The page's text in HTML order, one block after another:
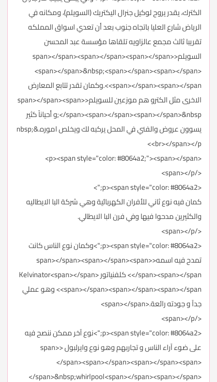
الكترك، يقدر يروح لوكيل جنرال اليكتريك (السويلم)، ومكانه في
الرياض شارع العليا باتجاه جنوب بعد أن تعدي اسواق المملكه
تقريبا ثالث مجمع عالزاويه تلقاها مؤسسة عبد المحسن
السويلم<span></span><span></span><span></span>
<span></span>&nbsp;<span></span><span></span>
<span></span><span></span>.وكمان تقدر تتابع المعارض
الاخرى مثل الكترو هم موزعين للسويلم<span></span><span>
</span><span></span><span></span>&nbsp;و أحياناً كثير
يسوون عروض والفني في المحل يركبه لك ويخلص اموره.&nbsp;
<br></span></p>
<p><span style="color: #8064a2;"><span></span>
</span></p>
<p><span style="color: #8064a2;">
كمان فيه نوع ثاني للأفران الكهربائية وهي شركة البا الايطاليه
والكثيرين مدحوا فيها وفي فرن البا الايطالي.
</span></p>
<p><span style="color: #8064a2;">وكمان نوع الناس كانت
تمدح فيه اسمه<span></span><span></span><span>
</span><span></span> كلفنياتور Kelvinator<span></span>
<span></span><span></span><span></span> وهو عملي
جدآ و جودته رائعة.<span></span>
</span></p>
<p><span style="color: #8064a2;">نوع آخر ممكن ننصح فيه
على ضوء آراء الناس و تجاربهم وهو نوع وايرلبول <span>
</span><span></span><span></span><span>
</span>&nbsp;whirlpool<span></span><span></span>